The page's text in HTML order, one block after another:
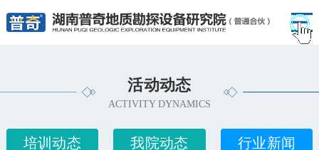
活动动态
ACTIVITY DYNAMICS
培训动态 我院动态 行业新闻